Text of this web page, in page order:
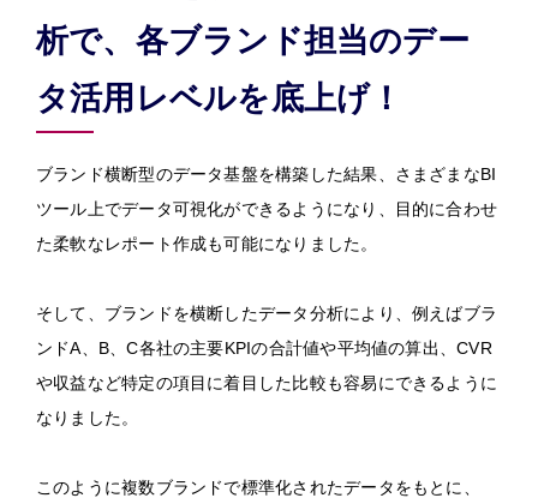
析で、各ブランド担当のデー
タ活用レベルを底上げ！
ブランド横断型のデータ基盤を構築した結果、さまざまなBI
ツール上でデータ可視化ができるようになり、目的に合わせ
た柔軟なレポート作成も可能になりました。
そして、ブランドを横断したデータ分析により、例えばブラ
ンドA、B、C各社の主要KPIの合計値や平均値の算出、CVR
や収益など特定の項目に着目した比較も容易にできるように
なりました。
このように複数ブランドで標準化されたデータをもとに、